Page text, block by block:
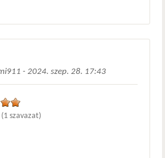
- 2024. szep. 28. 17:43
(1 szavazat)